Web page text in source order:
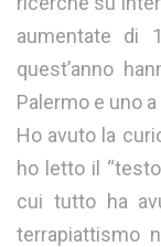
aumentate di
quest’anno
Palermo e uno a
Ho avuto la
ho letto il
cui tutto ha
terrapiattismo